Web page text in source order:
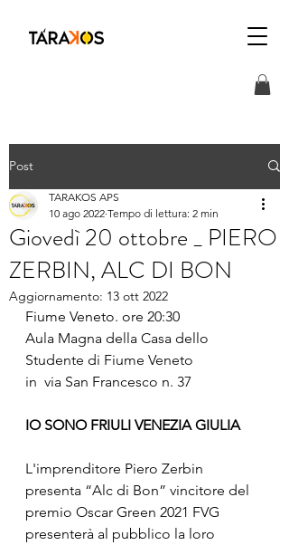
Post
Giovedì 20 ottobre _ PIERO
ZERBIN, ALC DI BON
TARAKOS APS
10 ago 2022 Tempo di lettura: 2 min
Aggiornamento: 13 ott 2022
Fiume Veneto. ore 20:30
Aula Magna della Casa dello
Studente di Fiume Veneto
in  via San Francesco n. 37
IO SONO FRIULI VENEZIA GIULIA
L'imprenditore Piero Zerbin
presenta “Alc di Bon” vincitore del
premio Oscar Green 2021 FVG
presenterà al pubblico la loro